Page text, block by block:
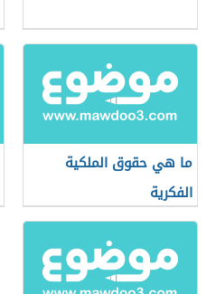
ما هي حقوق الملكية
الفكرية